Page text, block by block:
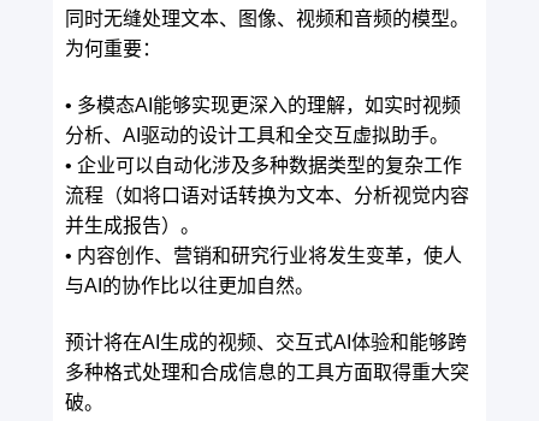
同时无缝处理文本、图像、视频和音频的模型。
为何重要：
• 多模态AI能够实现更深入的理解，如实时视频
分析、AI驱动的设计工具和全交互虚拟助手。
• 企业可以自动化涉及多种数据类型的复杂工作
流程（如将口语对话转换为文本、分析视觉内容
并生成报告）。
• 内容创作、营销和研究行业将发生变革，使人
与AI的协作比以往更加自然。
预计将在AI生成的视频、交互式AI体验和能够跨
多种格式处理和合成信息的工具方面取得重大突
破。